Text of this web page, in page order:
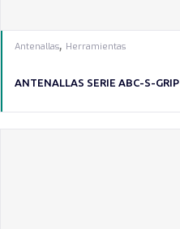
Antenallas, Herramientas
ANTENALLAS SERIE ABC-S-GRIP